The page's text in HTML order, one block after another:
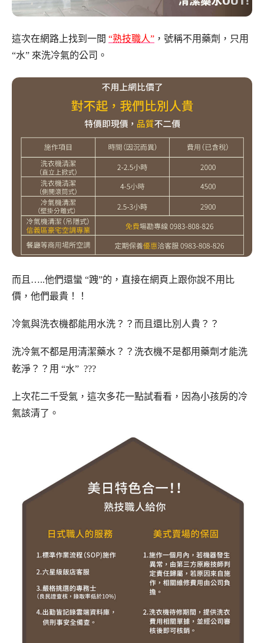
這次在網路上找到一間 “熟技職人” ，號稱不用藥劑，只用
“水” 來洗冷氣的公司。
而且…..他們還蠻 “跩”的，直接在網頁上跟你說不用比
價，他們最貴！！
冷氣與洗衣機都能用水洗？？而且還比別人貴？？
洗冷氣不都是用清潔藥水？？洗衣機不是都用藥劑才能洗
乾淨？？用 “水” ???
上次花二千受氣，這次多花一點試看看，因為小孩房的冷
氣該清了。